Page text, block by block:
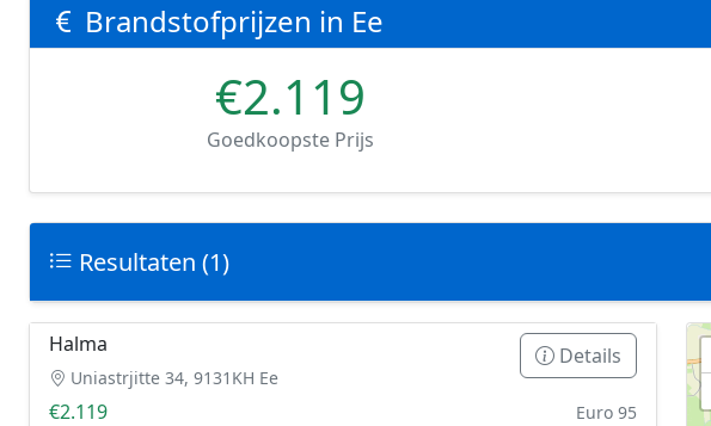
Brandstofprijzen in Ee
€2.119
Goedkoopste Prijs
Resultaten (1)
Halma
Uniastrjitte 34, 9131KH Ee
Details
€2.119 Euro 95